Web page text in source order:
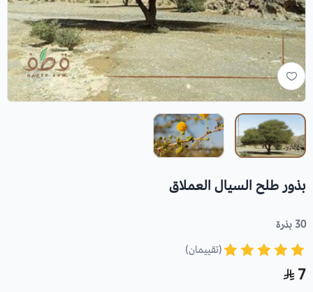
بذور طلح السيال العملاق
30 بذرة
(تقييمان)
7